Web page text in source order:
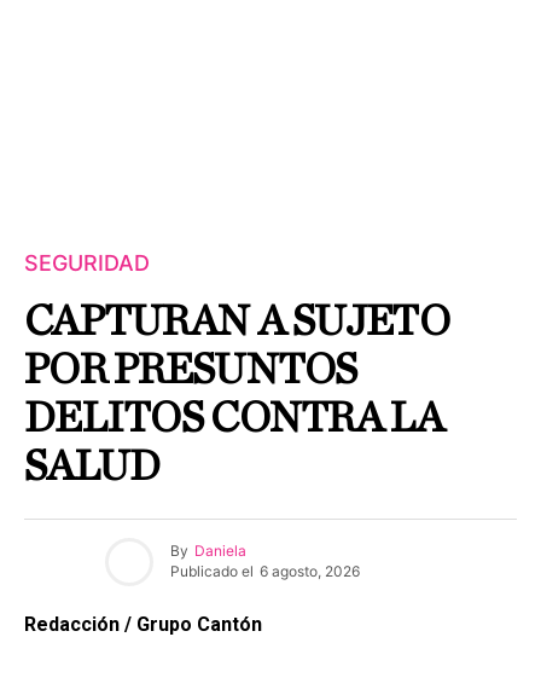
SEGURIDAD
CAPTURAN A SUJETO
POR PRESUNTOS
DELITOS CONTRA LA
SALUD
By Daniela
Publicado el 6 agosto, 2026
Redacción / Grupo Cantón